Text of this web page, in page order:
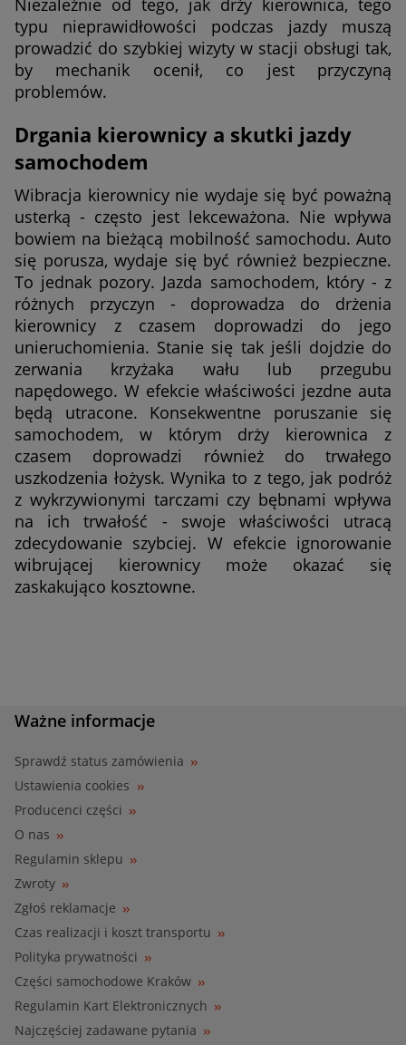
Niezależnie od tego, jak drży kierownica, tego
typu nieprawidłowości podczas jazdy muszą
prowadzić do szybkiej wizyty w stacji obsługi tak,
by mechanik ocenił, co jest przyczyną
problemów.
Drgania kierownicy a skutki jazdy
samochodem
Wibracja kierownicy nie wydaje się być poważną
usterką - często jest lekceważona. Nie wpływa
bowiem na bieżącą mobilność samochodu. Auto
się porusza, wydaje się być również bezpieczne.
To jednak pozory. Jazda samochodem, który - z
różnych przyczyn - doprowadza do drżenia
kierownicy z czasem doprowadzi do jego
unieruchomienia. Stanie się tak jeśli dojdzie do
zerwania krzyżaka wału lub przegubu
napędowego. W efekcie właściwości jezdne auta
będą utracone. Konsekwentne poruszanie się
samochodem, w którym drży kierownica z
czasem doprowadzi również do trwałego
uszkodzenia łożysk. Wynika to z tego, jak podróż
z wykrzywionymi tarczami czy bębnami wpływa
na ich trwałość - swoje właściwości utracą
zdecydowanie szybciej. W efekcie ignorowanie
wibrującej kierownicy może okazać się
zaskakująco kosztowne.
Ważne informacje
Sprawdź status zamówienia
Ustawienia cookies
Producenci części
O nas
Regulamin sklepu
Zwroty
Zgłoś reklamacje
Czas realizacji i koszt transportu
Polityka prywatności
Części samochodowe Kraków
Regulamin Kart Elektronicznych
Najczęściej zadawane pytania